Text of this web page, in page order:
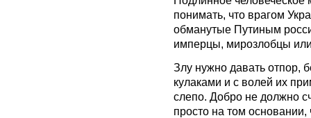
понимать, что врагом
обманутые Путиным
имперцы, мирозлобцы
Злу нужно давать отпор,
кулаками и с волей их
слепо. Добро не должно
просто на том